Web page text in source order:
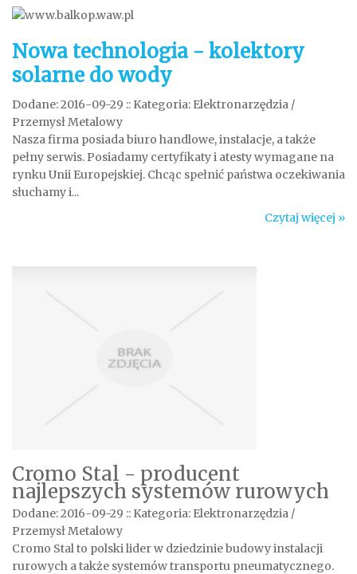
Nowa technologia - kolektory
solarne do wody
Dodane: 2016-09-29 :: Kategoria: Elektronarzędzia /
Przemysł Metalowy
Nasza firma posiada biuro handlowe, instalacje, a także
pełny serwis. Posiadamy certyfikaty i atesty wymagane na
rynku Unii Europejskiej. Chcąc spełnić państwa oczekiwania
słuchamy i...
Czytaj więcej »
Cromo Stal - producent
najlepszych systemów rurowych
Dodane: 2016-09-29 :: Kategoria: Elektronarzędzia /
Przemysł Metalowy
Cromo Stal to polski lider w dziedzinie budowy instalacji
rurowych a także systemów transportu pneumatycznego.